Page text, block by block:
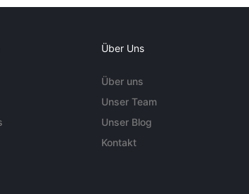
Über Uns
Über uns
Unser Team
Unser Blog
Kontakt